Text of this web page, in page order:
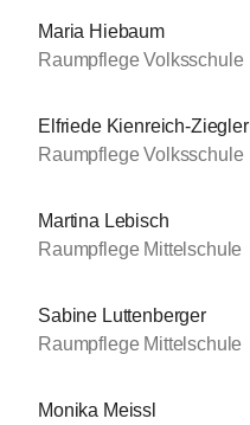
Maria Hiebaum
Raumpflege Volksschule
Elfriede Kienreich-Ziegler
Raumpflege Volksschule
Martina Lebisch
Raumpflege Mittelschule
Sabine Luttenberger
Raumpflege Mittelschule
Monika Meissl